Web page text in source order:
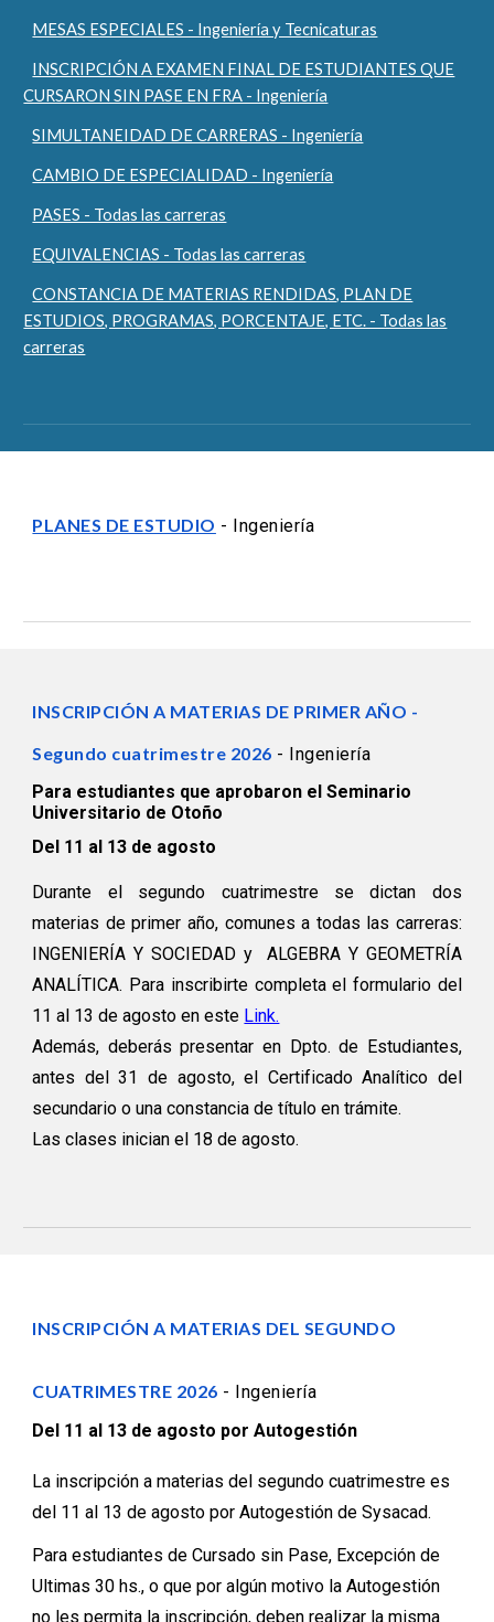
MESAS ESPECIALES - Ingeniería y Tecnicaturas
INSCRIPCIÓN A EXAMEN FINAL DE ESTUDIANTES QUE
CURSARON SIN PASE EN FRA - Ingeniería
SIMULTANEIDAD DE CARRERAS - Ingeniería
CAMBIO DE ESPECIALIDAD - Ingeniería
PASES - Todas las carreras
EQUIVALENCIAS - Todas las carreras
CONSTANCIA DE MATERIAS RENDIDAS, PLAN DE
ESTUDIOS, PROGRAMAS, PORCENTAJE, ETC. - Todas las
carreras
PLANES DE ESTUDIO - Ingeniería
INSCRIPCIÓN A MATERIAS DE PRIMER AÑO -
Segundo cuatrimestre 2026 - Ingeniería
Para estudiantes que aprobaron el Seminario
Universitario de Otoño
Del 11 al 13 de agosto
Durante el segundo cuatrimestre se dictan dos
materias de primer año, comunes a todas las carreras:
INGENIERÍA Y SOCIEDAD y ALGEBRA Y GEOMETRÍA
ANALÍTICA. Para inscribirte completa el formulario del
11 al 13 de agosto en este Link.
Además, deberás presentar en Dpto. de Estudiantes,
antes del 31 de agosto, el Certificado Analítico del
secundario o una constancia de título en trámite.
Las clases inician el 18 de agosto.
INSCRIPCIÓN A MATERIAS DEL SEGUNDO
CUATRIMESTRE 2026 - Ingeniería
Del 11 al 13 de agosto por Autogestión
La inscripción a materias del segundo cuatrimestre es
del 11 al 13 de agosto por Autogestión de Sysacad.
Para estudiantes de Cursado sin Pase, Excepción de
Ultimas 30 hs., o que por algún motivo la Autogestión
no les permita la inscripción, deben realizar la misma